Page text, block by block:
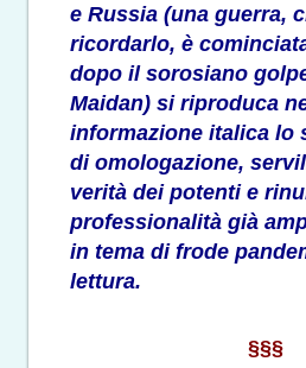
e Russia (una guerra,
ricordarlo, è
dopo il sorosiano
Maidan) si riproduca
informazione italica lo
di omologazione,
verità dei potenti e
professionalità già
in tema di frode
lettura.
§§§